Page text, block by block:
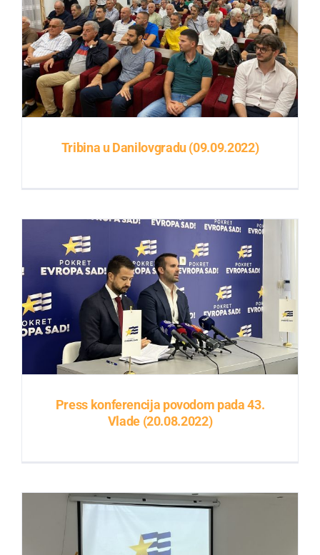
Tribina u Danilovgradu (09.09.2022)
Press konferencija povodom pada 43.
Vlade (20.08.2022)